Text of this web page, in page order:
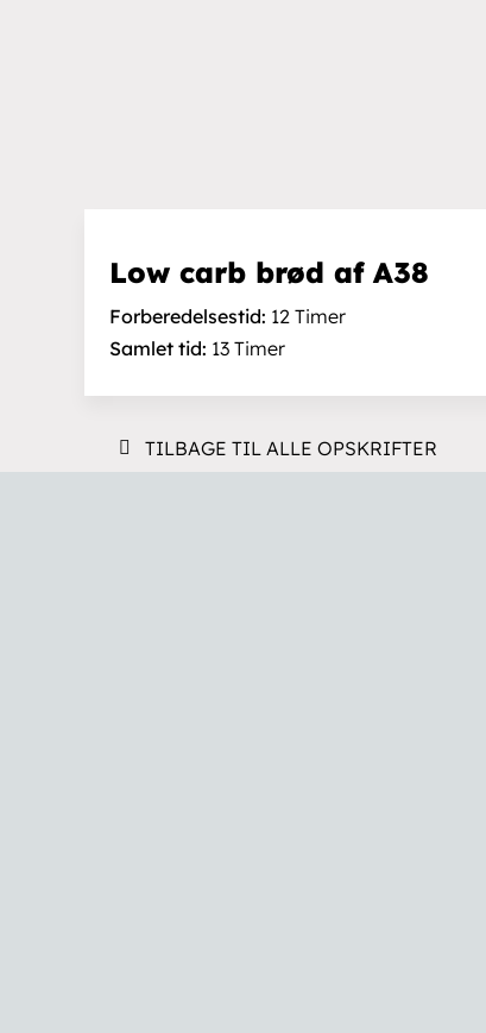
Low carb brød af A38
Forberedelsestid: 12 Timer
Samlet tid: 13 Timer
TILBAGE TIL ALLE OPSKRIFTER